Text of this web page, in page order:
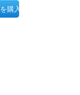
購入